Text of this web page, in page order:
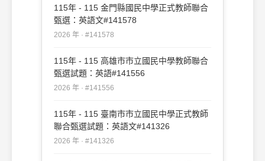
115年 - 115 金門縣國民中學正式教師聯合
甄選：英語文#141578
2026 年 · #141578
115年 - 115 高雄市市立國民中學教師聯合
甄選試題：英語#141556
2026 年 · #141556
115年 - 115 臺南市市立國民中學正式教師
聯合甄選試題：英語文#141326
2026 年 · #141326